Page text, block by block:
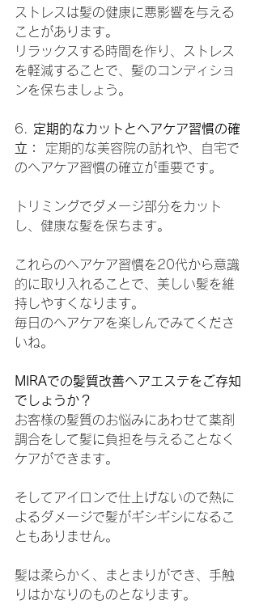
ストレスは髪の健康に悪影響を与える
ことがあります。
リラックスする時間を作り、ストレス
を軽減することで、髪のコンディショ
ンを保ちましょう。
6. 定期的なカットとヘアケア習慣の確
立：
定期的な美容院の訪れや、自宅で
のヘアケア習慣の確立が重要です。
トリミングでダメージ部分をカット
し、健康な髪を保ちます。
これらのヘアケア習慣を20代から意識
的に取り入れることで、美しい髪を維
持しやすくなります。
毎日のヘアケアを楽しんでみてくださ
いね。
MIRAでの髪質改善ヘアエステをご存知
でしょうか？
お客様の髪質のお悩みにあわせて薬剤
調合をして髪に負担を与えることなく
ケアができます。
そしてアイロンで仕上げないので熱に
よるダメージで髪がギシギシになるこ
ともありません。
髪は柔らかく、まとまりができ、手触
りはかなりのものとなります。